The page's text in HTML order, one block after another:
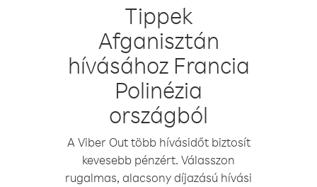
Tippek
Afganisztán
hívásához Francia
Polinézia
országból
A Viber Out több hívásidőt biztosít
kevesebb pénzért. Válasszon
rugalmas, alacsony díjazású hívási